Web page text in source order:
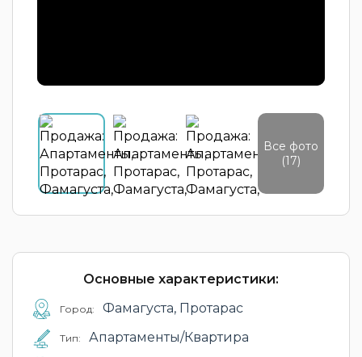
Все фото
(17)
Основные характеристики:
Город: Фамагуста, Протарас
Тип: Апартаменты/Квартира